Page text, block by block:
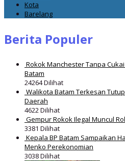
Kota
Barelang
Berita Populer
Rokok Manchester Tanpa
Batam
24264 Dilihat
Walikota Batam Terkesan
Daerah
4622 Dilihat
Gempur Rokok Ilegal Muncul
3381 Dilihat
Kepala BP Batam Sampaikan
Menko Perekonomian
3038 Dilihat